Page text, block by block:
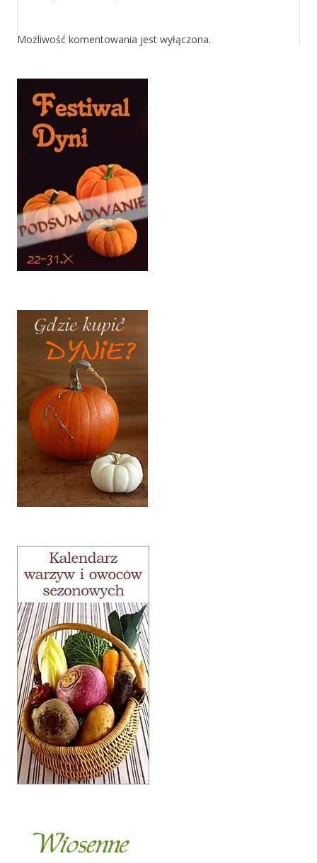
Możliwość komentowania jest wyłączona.